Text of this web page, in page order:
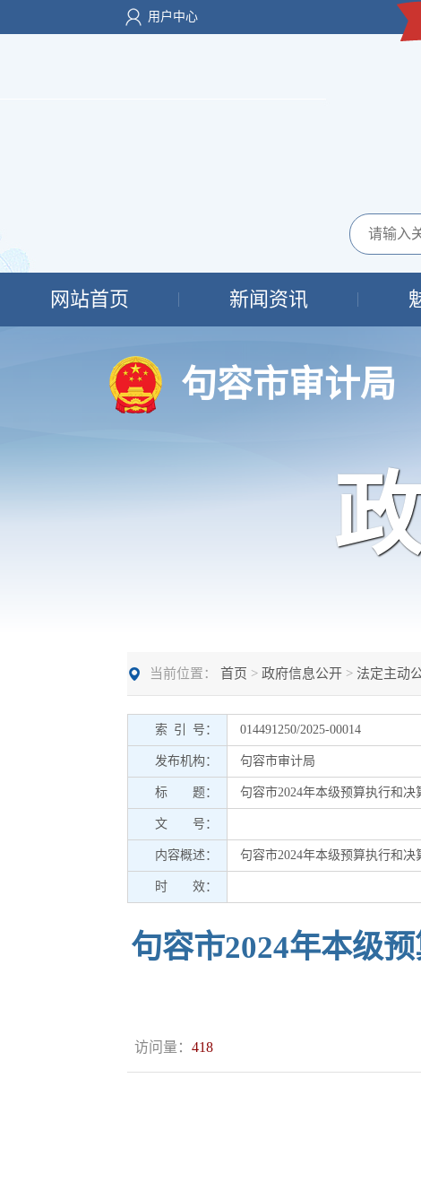
用户中心
网站首页 新闻资讯
句容市审计局
当前位置： 首页 > 政府信息公开 > 法定主动
索 引 号： 014491250/2025-00014
发布机构： 句容市审计局
标 题： 句容市2024年本级预算执行和
文 号：
内容概述： 句容市2024年本级预算执行和
时 效：
句容市2024年本级
访问量： 418